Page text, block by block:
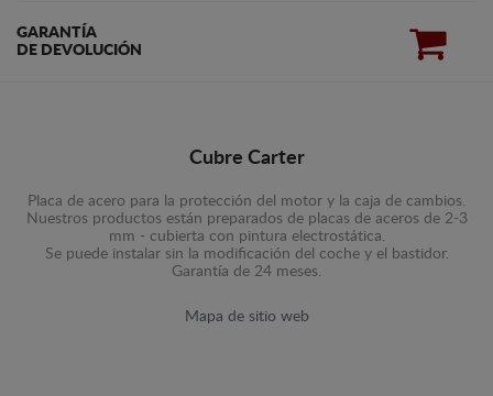
GARANTÍA
DE DEVOLUCIÓN
Cubre Carter
Placa de acero para la protección del motor y la caja de cambios.
Nuestros productos están preparados de placas de aceros de 2-3
mm - cubierta con pintura electrostática.
Se puede instalar sin la modificación del coche y el bastidor.
Garantía de 24 meses.
Mapa de sitio web